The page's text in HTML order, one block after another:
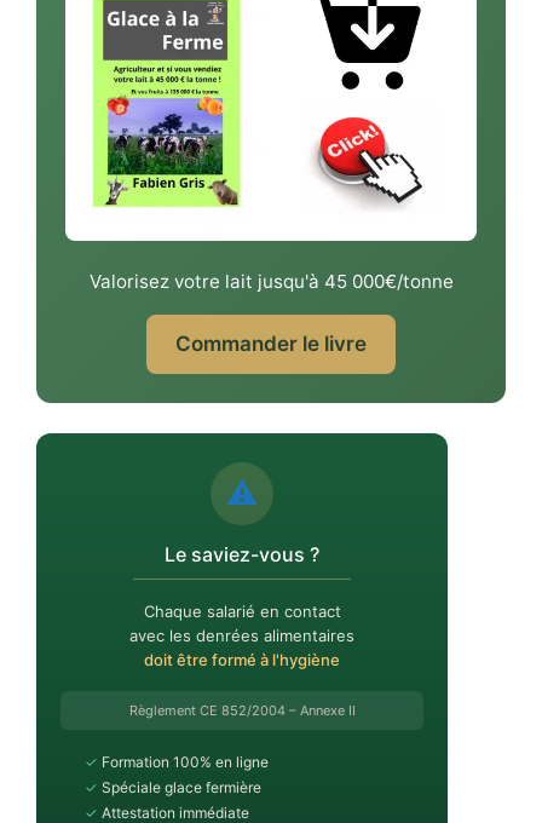
Valorisez votre lait jusqu'à 45 000€/tonne
Commander le livre
⚠️
Le saviez-vous ?
Chaque salarié en contact
avec les denrées alimentaires
doit être formé à l'hygiène
Règlement CE 852/2004 – Annexe II
✓ Formation 100% en ligne
✓ Spéciale glace fermière
✓ Attestation immédiate